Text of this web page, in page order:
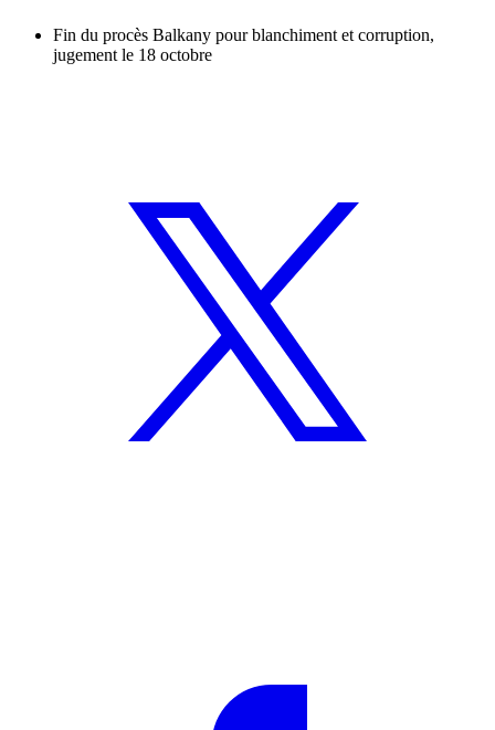
Fin du procès Balkany pour blanchiment et corruption,
jugement le 18 octobre